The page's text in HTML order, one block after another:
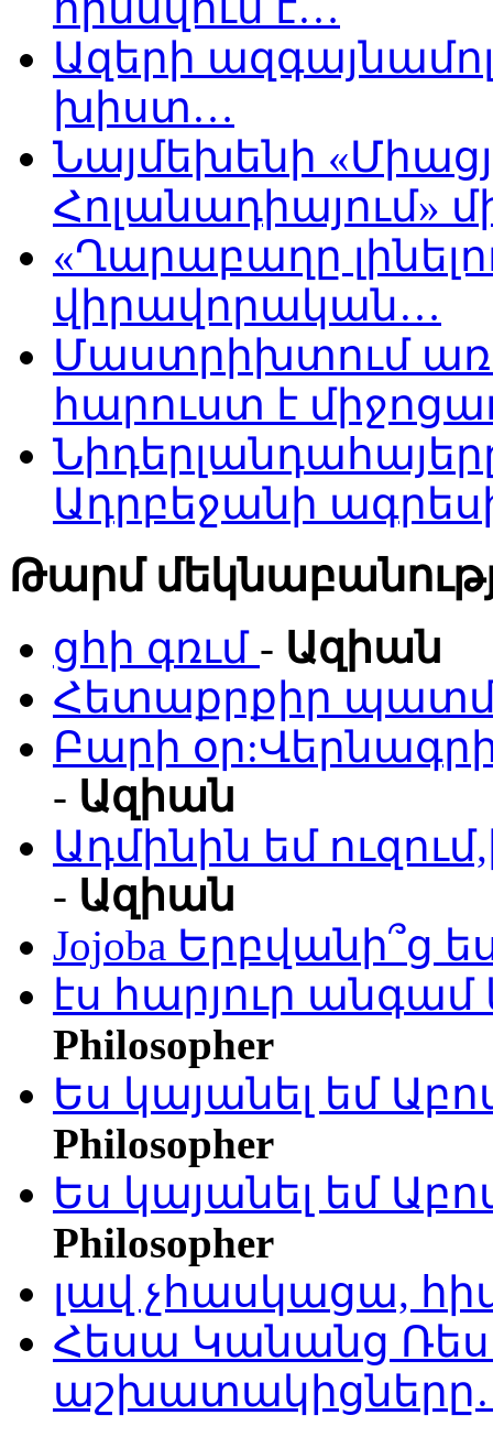
Ազերի
խիստ…
Նայմեխենի
Հոլանադիայում»
«Ղարաբաղը
վիրավորական…
Մաստրիխտում
հարուստ է
Ադրբեջանի
Թարմ
ցհի գռւմ - Ազիան
Հետաքրքիր
Բարի
- Ազիան
Ադմինին եմ
- Ազիան
Jojoba Երբվանի՞ց
էս հարյուր
Philosopher
Ես կայանել եմ
Philosopher
Ես կայանել եմ
Philosopher
լավ չհասկացա,
Հեսա Կանանց